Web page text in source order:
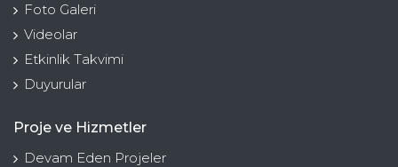
Foto Galeri
Videolar
Etkinlik Takvimi
Duyurular
Proje ve Hizmetler
Devam Eden Projeler